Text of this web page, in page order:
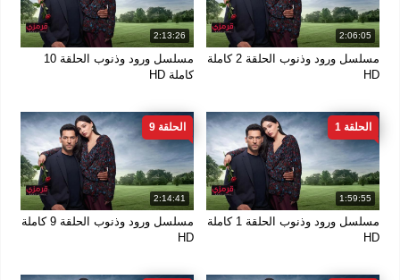
2:06:05
مسلسل ورود وذنوب الحلقة 2 كاملة
HD
2:13:26
مسلسل ورود وذنوب الحلقة 10
كاملة HD
1:59:55
الحلقة 1
مسلسل ورود وذنوب الحلقة 1 كاملة
HD
2:14:41
الحلقة 9
مسلسل ورود وذنوب الحلقة 9 كاملة
HD